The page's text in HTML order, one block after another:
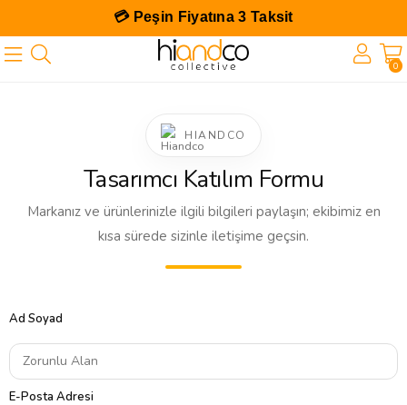
💳 Peşin Fiyatına 3 Taksit
0
HIANDCO
Tasarımcı Katılım Formu
Markanız ve ürünlerinizle ilgili bilgileri paylaşın; ekibimiz en
kısa sürede sizinle iletişime geçsin.
Ad Soyad
E-Posta Adresi